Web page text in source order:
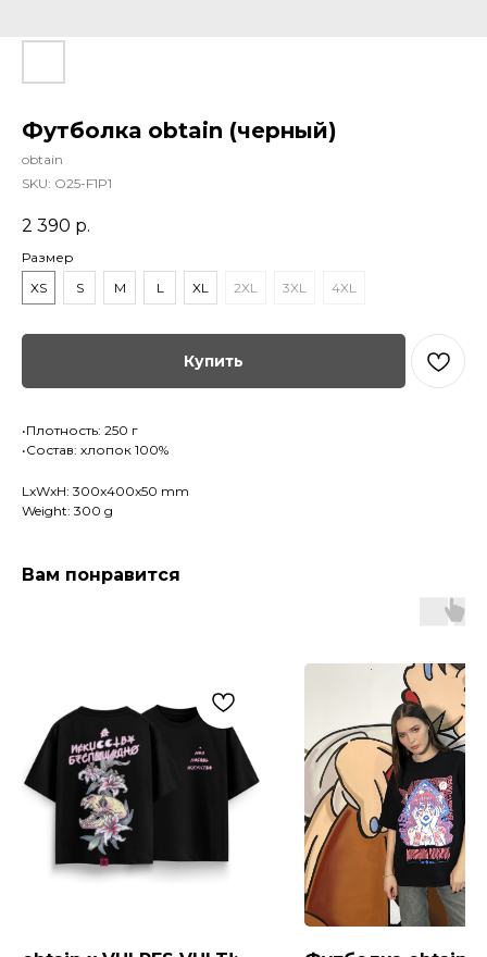
Футболка obtain (черный)
obtain
SKU: O25-F1P1
2 390 р.
Размер
XS
S M L XL 2XL 3XL 4XL
Купить
•Плотность: 250 г
•Состав: хлопок 100%
LxWxH: 300x400x50 mm
Weight: 300 g
Вам понравится